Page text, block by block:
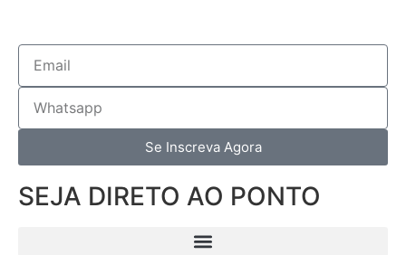
Se Inscreva Agora
SEJA DIRETO AO PONTO